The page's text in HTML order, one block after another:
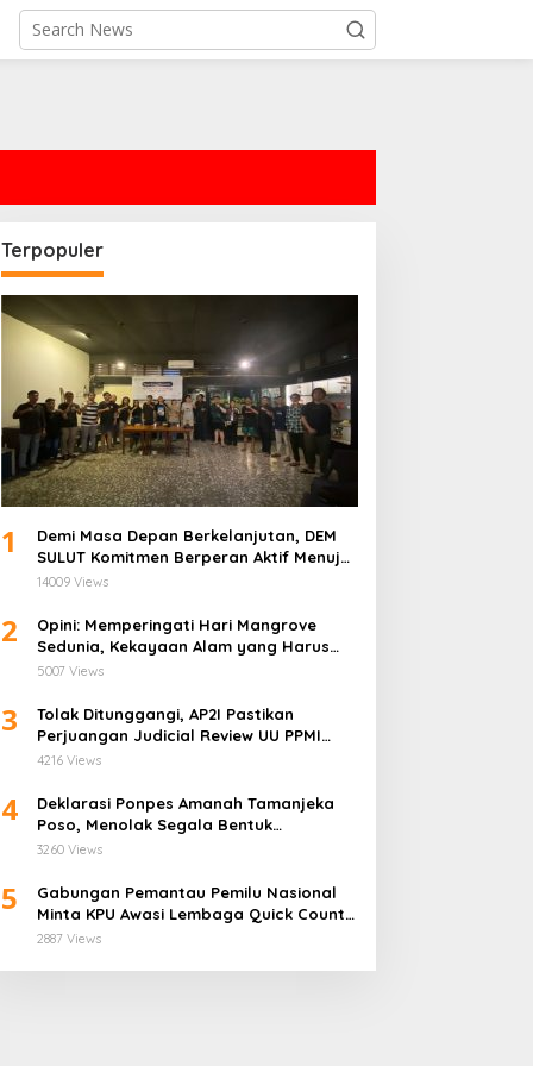
Terpopuler
1
Demi Masa Depan Berkelanjutan, DEM
SULUT Komitmen Berperan Aktif Menuju
Era Energi Terbarukan di Sulawesi Utara
14009 Views
2
Opini: Memperingati Hari Mangrove
Sedunia, Kekayaan Alam yang Harus
Dijaga
5007 Views
3
Tolak Ditunggangi, AP2I Pastikan
Perjuangan Judicial Review UU PPMI
Demi Anggota Bukan Politis
4216 Views
4
Deklarasi Ponpes Amanah Tamanjeka
Poso, Menolak Segala Bentuk
Radikalisme dan Terorisme
3260 Views
5
Gabungan Pemantau Pemilu Nasional
Minta KPU Awasi Lembaga Quick Count
Lebih Ketat
2887 Views